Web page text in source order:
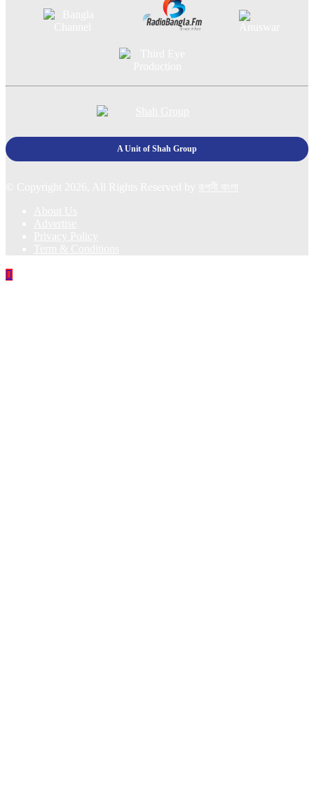
A Unit of Shah Group
Back
to